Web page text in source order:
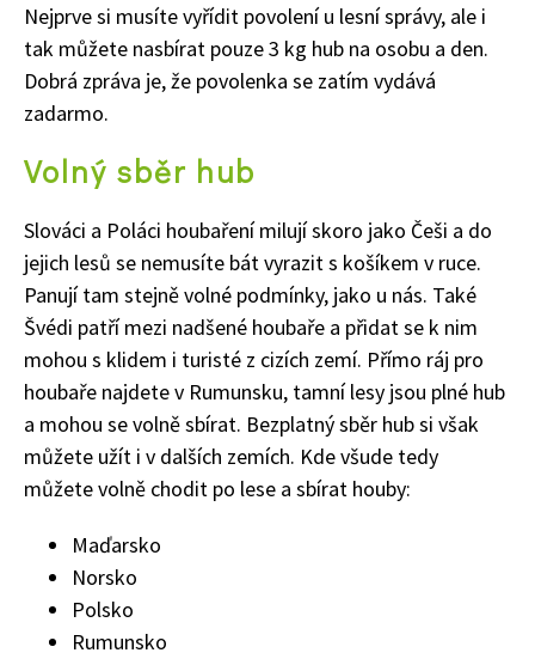
65 Kč
Objednat >
Naše krásná zahrada Speciál
Nejprve si musíte vyřídit povolení u lesní správy, ale i
tak můžete nasbírat pouze 3 kg hub na osobu a den.
Dobrá zpráva je, že povolenka se zatím vydává
zadarmo.
Volný sběr hub
Slováci a Poláci houbaření milují skoro jako Češi a do
jejich lesů se nemusíte bát vyrazit s košíkem v ruce.
Panují tam stejně volné podmínky, jako u nás. Také
Švédi patří mezi nadšené houbaře a přidat se k nim
mohou s klidem i turisté z cizích zemí. Přímo ráj pro
houbaře najdete v Rumunsku, tamní lesy jsou plné hub
a mohou se volně sbírat. Bezplatný sběr hub si však
můžete užít i v dalších zemích. Kde všude tedy
můžete volně chodit po lese a sbírat houby:
Maďarsko
Norsko
Polsko
Rumunsko